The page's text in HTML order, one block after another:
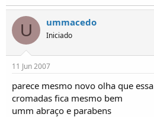
U ummacedo
Iniciado
11 Jun 2007
parece mesmo novo olha que
cromadas fica mesmo bem
umm abraço e parabens